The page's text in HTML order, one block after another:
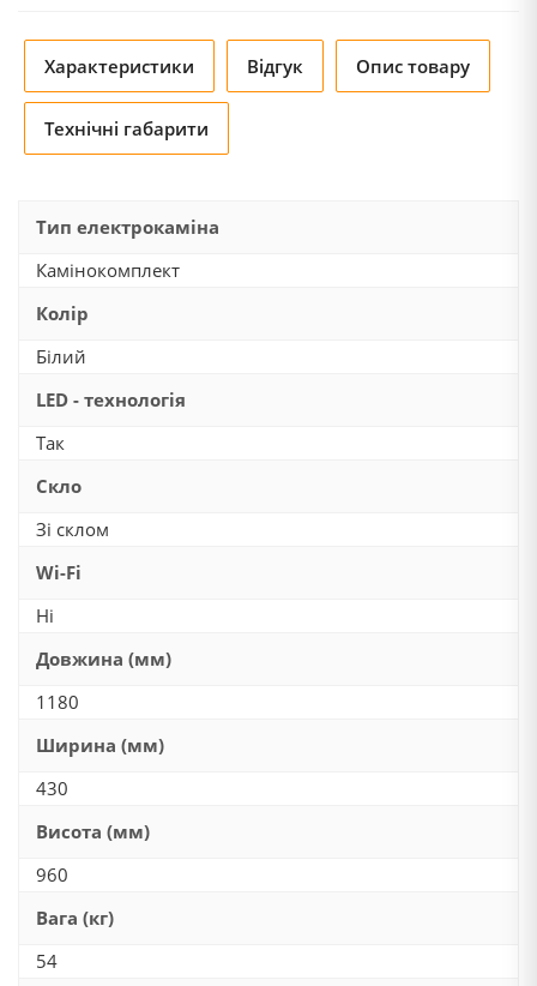
Характеристики Відгук Опис товару
Технічні габарити
Тип електрокаміна
Камінокомплект
Колір
Білий
LED - технологія
Так
Скло
Зі склом
Wi-Fi
Ні
Довжина (мм)
1180
Ширина (мм)
430
Висота (мм)
960
Вага (кг)
54